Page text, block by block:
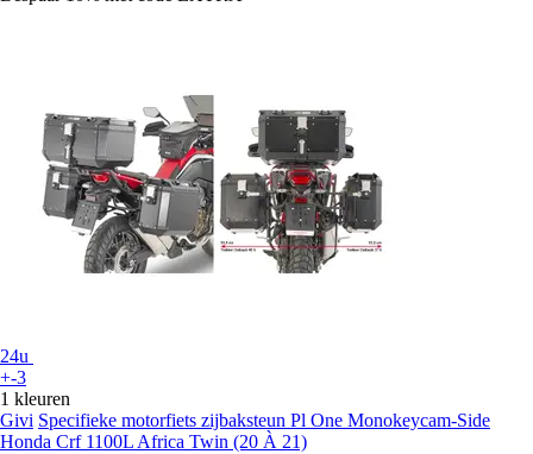
24u
+-3
1 kleuren
Givi Specifieke motorfiets zijbaksteun Pl One Monokeycam-Side
Honda Crf 1100L Africa Twin (20 À 21)